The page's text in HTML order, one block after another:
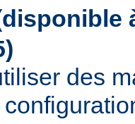
des